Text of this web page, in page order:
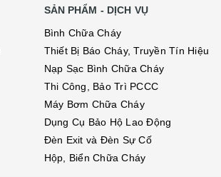
SẢN PHẨM - DỊCH VỤ
Bình Chữa Cháy
Thiết Bị Báo Cháy, Truyền Tín Hiệu
Nạp Sạc Bình Chữa Cháy
Thi Công, Bảo Trì PCCC
Máy Bơm Chữa Cháy
Dụng Cụ Bảo Hộ Lao Động
Đèn Exit và Đèn Sự Cố
Hộp, Biển Chữa Cháy